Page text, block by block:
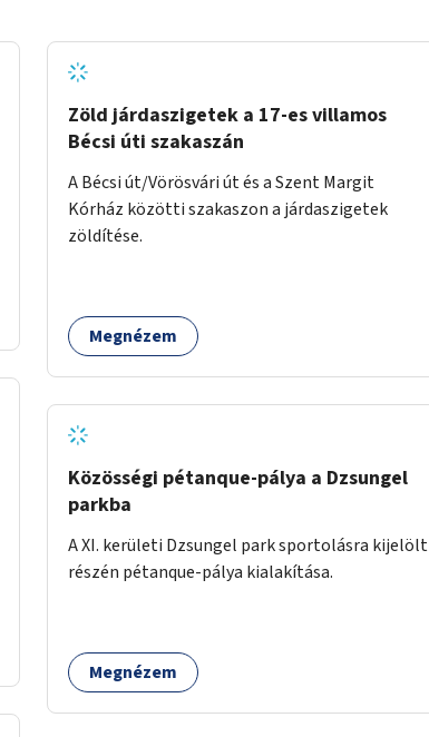
Zöld járdaszigetek a 17-es villamos
Bécsi úti szakaszán
A Bécsi út/Vörösvári út és a Szent Margit
Kórház közötti szakaszon a járdaszigetek
zöldítése.
Megnézem
Közösségi pétanque-pálya a Dzsungel
parkba
A XI. kerületi Dzsungel park sportolásra kijelölt
részén pétanque-pálya kialakítása.
Megnézem